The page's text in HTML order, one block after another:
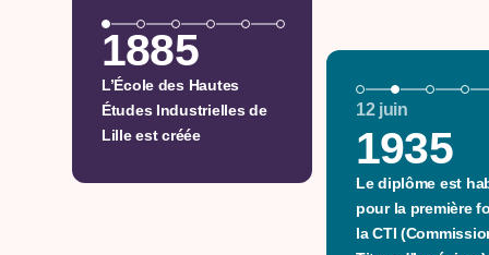
1885
L’École des Hautes
Études Industrielles de
Lille est créée
12 juin
1935
Le diplôme est
pour la première
la CTI